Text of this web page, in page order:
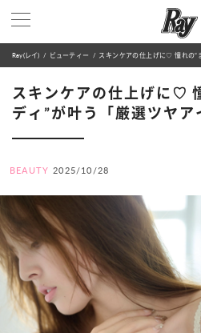
Ray(レイ) ビューティー スキンケアの仕上げに♡ 憧れの“
スキンケアの仕上げに♡
ディ”が叶う「厳選ツヤア
BEAUTY 2025/10/28